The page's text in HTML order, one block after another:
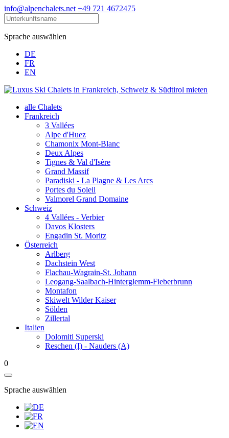
info@alpenchalets.net +49 721 4672475
Sprache auswählen
DE
FR
EN
alle Chalets
Frankreich
3 Vallées
Alpe d'Huez
Chamonix Mont-Blanc
Deux Alpes
Tignes & Val d'Isère
Grand Massif
Paradiski - La Plagne & Les Arcs
Portes du Soleil
Valmorel Grand Domaine
Schweiz
4 Vallées - Verbier
Davos Klosters
Engadin St. Moritz
Österreich
Arlberg
Dachstein West
Flachau-Wagrain-St. Johann
Leogang-Saalbach-Hinterglemm-Fieberbrunn
Montafon
Skiwelt Wilder Kaiser
Sölden
Zillertal
Italien
Dolomiti Superski
Reschen (I) - Nauders (A)
0
Sprache auswählen